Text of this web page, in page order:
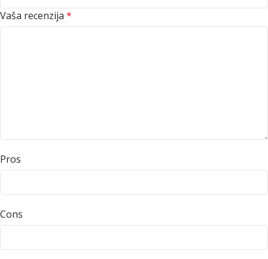
Vaša recenzija *
Pros
Cons